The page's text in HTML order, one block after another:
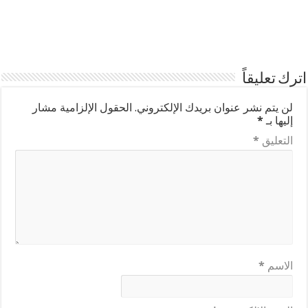
اترك تعليقاً
لن يتم نشر عنوان بريدك الإلكتروني. الحقول الإلزامية مشار
إليها بـ *
التعليق *
الاسم *